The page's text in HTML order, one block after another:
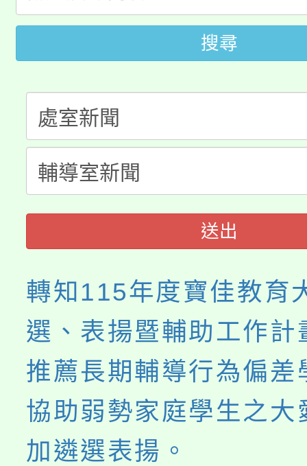
代理(課)教師甄選結果(
轉知中國文化大學推廣
《TA101》溝通分析基
程，歡迎學生輔導中心
心理、諮商輔導、社會
系所師生報名參加。
轉知苗栗縣政府辦理
縣市「校園短影音徵選
門員」簡章及活動海報
踴躍報名參加。
桃園市115學年度學生
要點
「桃園市補助參觀特色
展演活動實施計畫」
115年度「教育部表揚
義教育推展貢獻獎」
搜尋
送出
轉知115年度寶佳教育
選、表揚暨輔助工作計
推薦長期輔導行為偏差
協助弱勢家庭學生之大
加遴選表揚。